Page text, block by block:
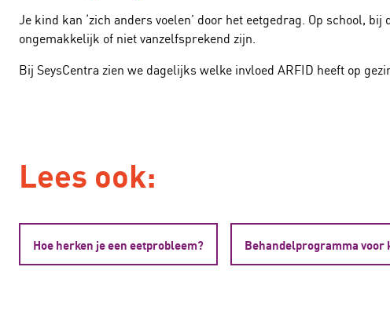
Je kind kan ‘zich anders voelen’ door het eetgedrag. Op school,
ongemakkelijk of niet vanzelfsprekend zijn.
Bij SeysCentra zien we dagelijks welke invloed ARFID heeft op
Lees ook:
Hoe herken je een eetprobleem? Behandelprogramma voor